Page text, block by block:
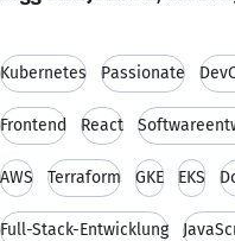
Kubernetes Passionate
Frontend React
AWS Terraform GKE EKS
Full-Stack-Entwicklung